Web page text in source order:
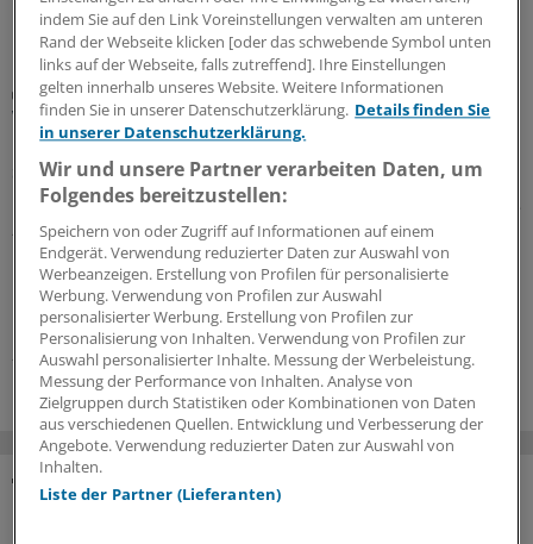
13.07.2026
Klimawandel und Gesundheit
Warum Kinder und Jugendliche bei Hitze
besonders gefährdet sind – und wie man sie
schützen kann
Die Sommerferien stehen kurz bevor. Bei aller Vorfreude
– Hitze stellt auch für Kinder und Jugendliche ein
relevantes Gesundheitsrisiko dar. Was Ärzte
berücksichtigen sollten und wie sie Eltern beraten
können.
26.06.2026
KOMMENTARE
indem Sie auf den Link Voreinstellungen verwalten am unteren
Rand der Webseite klicken [oder das schwebende Symbol unten
links auf der Webseite, falls zutreffend]. Ihre Einstellungen
gelten innerhalb unseres Website. Weitere Informationen
finden Sie in unserer Datenschutzerklärung. Details finden Sie
in unserer Datenschutzerklärung.
Wir und unsere Partner verarbeiten Daten, um
Folgendes bereitzustellen:
Speichern von oder Zugriff auf Informationen auf einem
Endgerät. Verwendung reduzierter Daten zur Auswahl von
Werbeanzeigen. Erstellung von Profilen für personalisierte
Werbung. Verwendung von Profilen zur Auswahl
personalisierter Werbung. Erstellung von Profilen zur
Personalisierung von Inhalten. Verwendung von Profilen zur
Auswahl personalisierter Inhalte. Messung der Werbeleistung.
Messung der Performance von Inhalten. Analyse von
Zielgruppen durch Statistiken oder Kombinationen von Daten
aus verschiedenen Quellen. Entwicklung und Verbesserung der
Angebote. Verwendung reduzierter Daten zur Auswahl von
Inhalten.
Liste der Partner (Lieferanten)